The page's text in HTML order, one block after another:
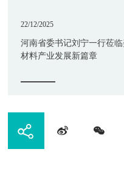
22/12/2025
河南省委书记刘宁一行莅
材料产业发展新篇章